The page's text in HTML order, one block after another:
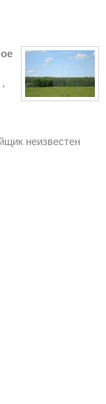
,
неизвестен